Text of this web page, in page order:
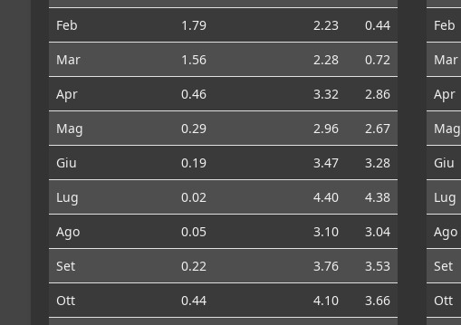
Feb
1.79 2.23
0.44
Mar
1.56 2.28
0.72
Apr
0.46 3.32
2.86
Mag
0.29 2.96
2.67
Giu
0.19 3.47
3.28
Lug
0.02 4.40
4.38
Ago
0.05 3.10
3.04
Set
0.22 3.76
3.53
Ott
0.44 4.10 3.66
Feb
Mar
Apr
Mag
Giu
Lug
Ago
Set
Ott